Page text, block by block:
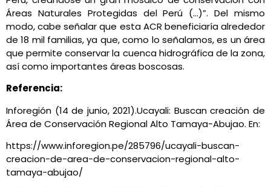
Áreas Naturales Protegidas del Perú (…)”. Del mismo
modo, cabe señalar que esta ACR beneficiaría alrededor
de 18 mil familias, ya que, como lo señalamos, es un área
que permite conservar la cuenca hidrográfica de la zona,
así como importantes áreas boscosas.
Referencia:
Inforegión (14 de junio, 2021).Ucayali: Buscan creación de
Área de Conservación Regional Alto Tamaya-Abujao. En:
https://www.inforegion.pe/285796/ucayali-buscan-
creacion-de-area-de-conservacion-regional-alto-
tamaya-abujao/